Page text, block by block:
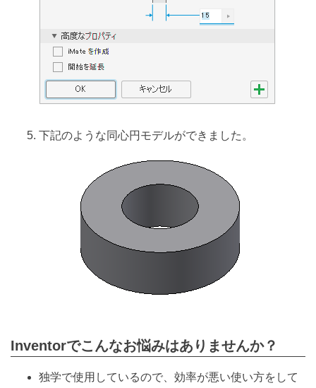
下記のような同心円モデルができました。
Inventorでこんなお悩みはありませんか？
独学で使用しているので、効率が悪い使い方をして